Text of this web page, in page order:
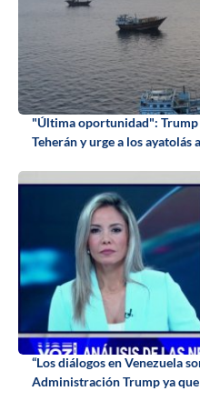
"Última oportunidad": Trump
Teherán y urge a los
“Los diálogos en Venezuela
Administración Trump ya